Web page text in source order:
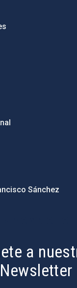
Sánchez
a
Newsletter